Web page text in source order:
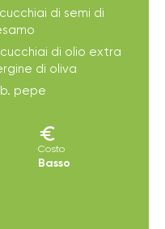
di semi di
di olio extra
di oliva
pepe
euro
Costo
Basso